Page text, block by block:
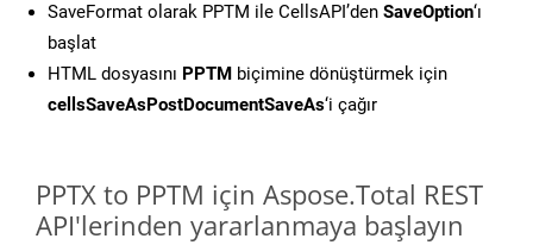
SaveFormat olarak PPTM ile CellsAPI’den SaveOption‘ı
başlat
HTML dosyasını PPTM biçimine dönüştürmek için
cellsSaveAsPostDocumentSaveAs‘i çağır
PPTX to PPTM için Aspose.Total REST
API'lerinden yararlanmaya başlayın